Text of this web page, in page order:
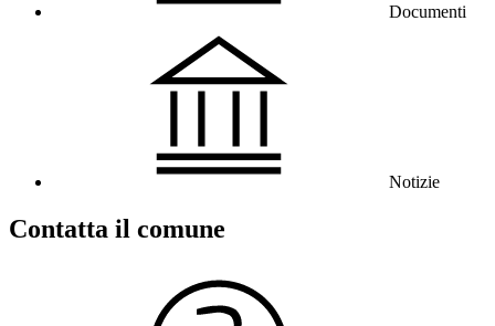
Documenti
Notizie
Contatta il comune